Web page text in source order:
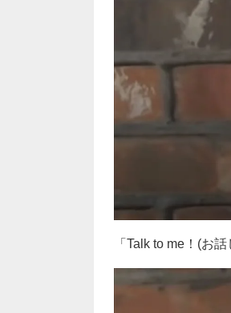
「Talk to me！(お